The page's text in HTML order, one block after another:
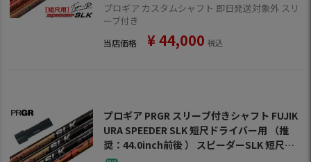
プロギア カスタムシャフト 即日発送対象外 スリ
ーブ付き
当店価格 ¥44,000 税込
プロギア PRGR スリーブ付きシャフト FUJIK
URA SPEEDER SLK 短尺ドライバー用 （推
奨：44.0inch前後 ） スピーダーSLK 短尺用
ゴルフ シャフト